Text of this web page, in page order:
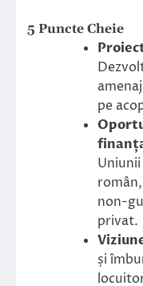
5 Puncte Cheie
pe
non-
privat.
și